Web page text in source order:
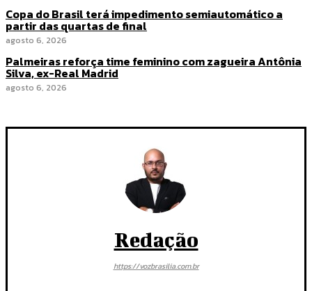
Copa do Brasil terá impedimento semiautomático a
partir das quartas de final
agosto 6, 2026
Palmeiras reforça time feminino com zagueira Antônia
Silva, ex-Real Madrid
agosto 6, 2026
Redação
https://vozbrasilia.com.br